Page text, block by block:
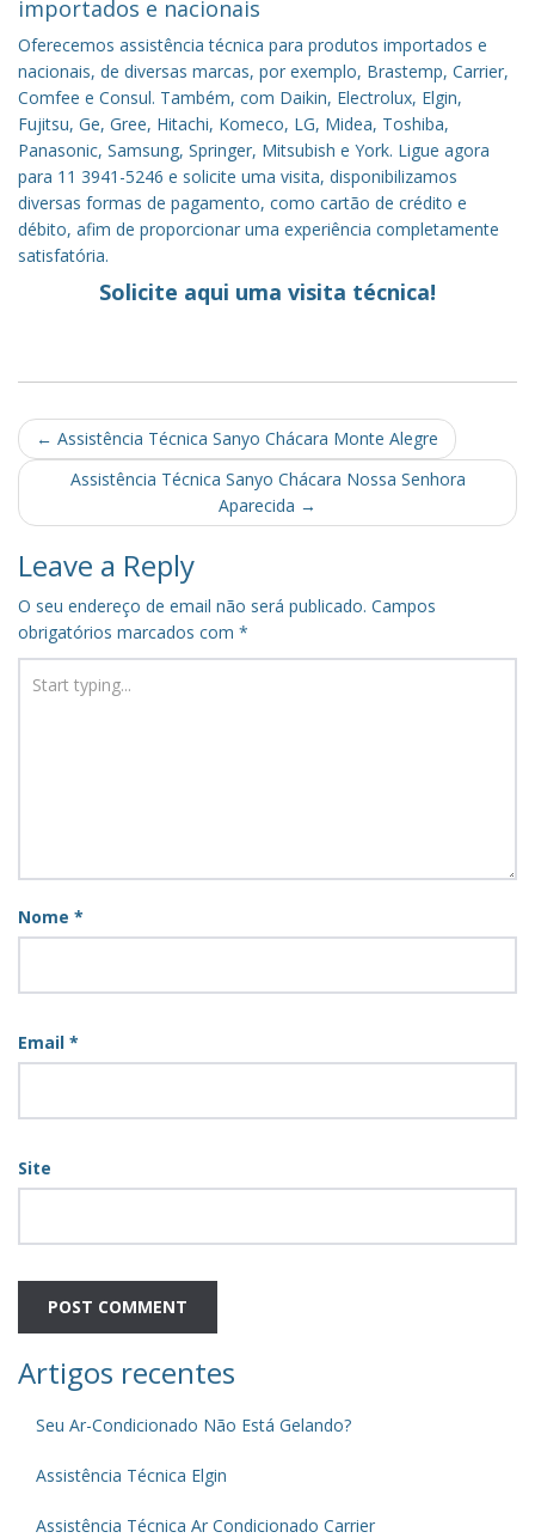
importados e nacionais
Oferecemos assistência técnica para produtos importados e
nacionais, de diversas marcas, por exemplo, Brastemp, Carrier,
Comfee e Consul. Também, com Daikin, Electrolux, Elgin,
Fujitsu, Ge, Gree, Hitachi, Komeco, LG, Midea, Toshiba,
Panasonic, Samsung, Springer, Mitsubish e York. Ligue agora
para 11 3941-5246 e solicite uma visita, disponibilizamos
diversas formas de pagamento, como cartão de crédito e
débito, afim de proporcionar uma experiência completamente
satisfatória.
Solicite aqui uma visita técnica!
Post
navigation
← Assistência Técnica Sanyo Chácara Monte Alegre
Assistência Técnica Sanyo Chácara Nossa Senhora
Aparecida →
Leave a Reply
O seu endereço de email não será publicado. Campos
obrigatórios marcados com *
Nome *
Email *
Site
Artigos recentes
Seu Ar-Condicionado Não Está Gelando?
Assistência Técnica Elgin
Assistência Técnica Ar Condicionado Carrier